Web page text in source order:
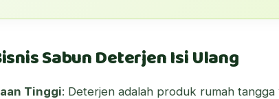
Sabun Deterjen Isi Ulang
Tinggi: Deterjen adalah produk rumah